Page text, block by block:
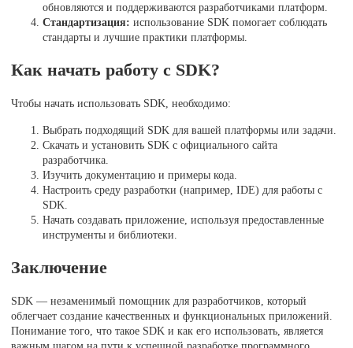
обновляются и поддерживаются разработчиками платформ.
Стандартизация: использование SDK помогает соблюдать
стандарты и лучшие практики платформы.
Как начать работу с SDK?
Чтобы начать использовать SDK, необходимо:
Выбрать подходящий SDK для вашей платформы или задачи.
Скачать и установить SDK с официального сайта
разработчика.
Изучить документацию и примеры кода.
Настроить среду разработки (например, IDE) для работы с
SDK.
Начать создавать приложение, используя предоставленные
инструменты и библиотеки.
Заключение
SDK — незаменимый помощник для разработчиков, который
облегчает создание качественных и функциональных приложений.
Понимание того, что такое SDK и как его использовать, является
важным шагом на пути к успешной разработке программного